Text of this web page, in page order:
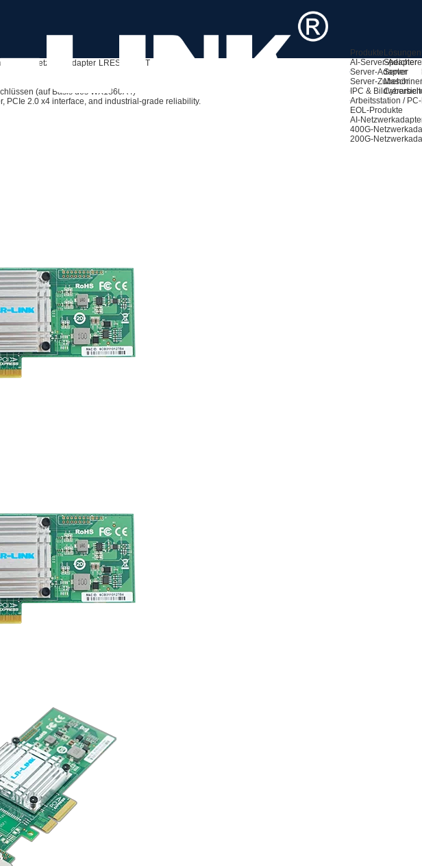
Produkte
AI-Server-Adapter
Server-Adapter
Server-Zubehör
IPC &
Arbeitsstation /
EOL-Produkte
AI-
400G-
200G-
Lösungen
Server
1G-Netzwerkadapter LRES2024PT
(auf Basis des WX1860A4)
PCIe 2.0 x4 interface, and industrial-grade reliability.